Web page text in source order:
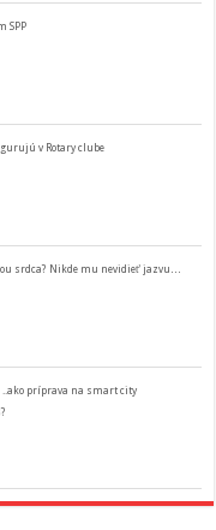
SPP
v Rotary clube
srdca? Nikde mu nevidieť jazvu…
..ako príprava na smart city